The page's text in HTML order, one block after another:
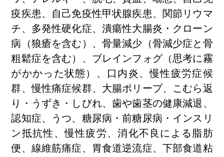
疫疾患、自己免疫性甲状腺疾患、関節リウマ
チ、多発性硬化症、潰瘍性大腸炎・クローン
病（狼瘡を含む）、骨量減少（骨減少症と骨
粗鬆症を含む）、ブレインフォグ（思考に霧
がかかった状態）、口内炎、慢性疲労症候
群、慢性痛症候群、大腸ポリープ、こむら返
り・うずき・しびれ、歯や歯茎の健康減退、
認知症、うつ、糖尿病・前糖尿病・インスリ
ン抵抗性、慢性疲労、消化不良による脂肪
便、線維筋痛症、胃食道逆流症、下部食道粘